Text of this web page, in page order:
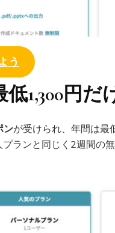
う
低1,300円
ンが受けられ、年間は最
ランと同じく2週間の